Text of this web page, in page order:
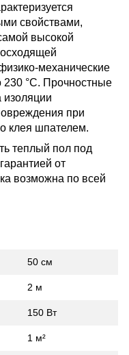
свойствами,
высокой
механические
230 °C. Прочностные
изоляции
при
клея шпателем.
теплый пол под
от
возможна по всей
50 cм
2 м
150 Вт
1 м²